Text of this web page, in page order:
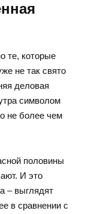
те, которые
не так свято
деловая
символом
не более чем
половины
И это
– выглядят
в сравнении с